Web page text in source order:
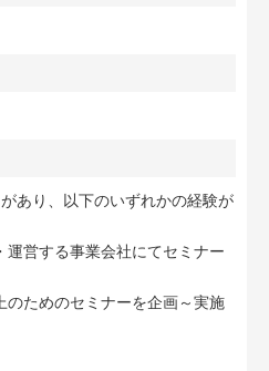
あり、以下のいずれかの経験が
運営する事業会社にてセミナー
のためのセミナーを企画～実施